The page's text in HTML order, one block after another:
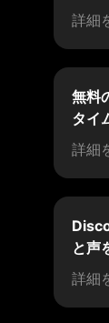
詳細
無料
タイ
詳細
と声
詳細